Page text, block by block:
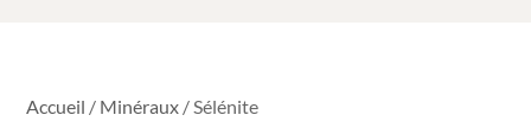
Accueil / Minéraux / Sélénite